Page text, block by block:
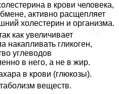
в крови человека,
активно расщепляет
холестерин и организма.
как увеличивает
накапливать гликоген,
углеводов
в него, а не в жир.
в крови (глюкозы).
веществ.